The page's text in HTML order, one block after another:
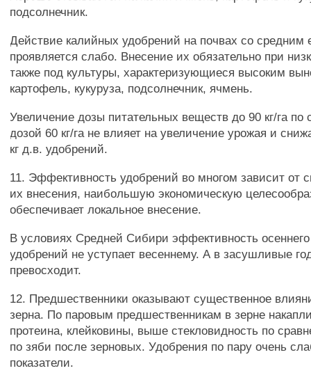
подсолнечник.
Действие калийных удобрений на почвах со средним
проявляется слабо. Внесение их обязательно при
также под культуры, характеризующиеся высоким
картофель, кукуруза, подсолнечник, ячмень.
Увеличение дозы питательных веществ до 90 кг/га по
дозой 60 кг/га не влияет на увеличение урожая и
кг д.в. удобрений.
11. Эффективность удобрений во многом зависит от
их внесения, наибольшую экономическую
обеспечивает локальное внесение.
В условиях Средней Сибири эффективность
удобрений не уступает весеннему. А в засушливые
превосходит.
12. Предшественники оказывают существенное
зерна. По паровым предшественникам в зерне
протеина, клейковины, выше стекловидность по
по зяби после зерновых. Удобрения по пару очень
показатели.